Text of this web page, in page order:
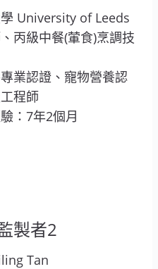
University of Leeds
丙級中餐(葷食)烹調技
業認證、寵物營養認
程師
：7年2個月
製者2
Tan